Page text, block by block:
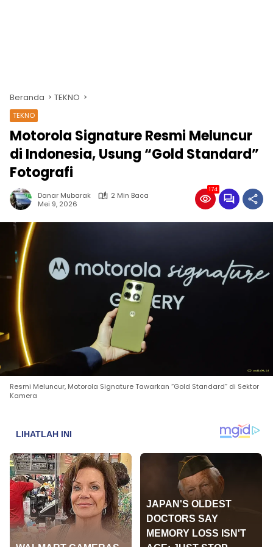
Beranda TEKNO
TEKNO
Motorola Signature Resmi Meluncur
di Indonesia, Usung “Gold Standard”
Fotografi
Danar Mubarak
2 Min Baca
Mei 9, 2026
174
Resmi Meluncur, Motorola Signature Tawarkan “Gold Standard” di Sektor
Kamera